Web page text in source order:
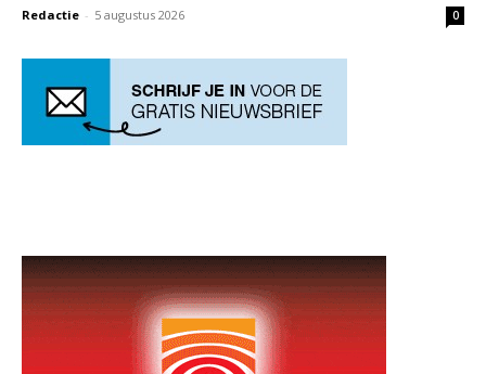
Redactie - 5 augustus 2026 0